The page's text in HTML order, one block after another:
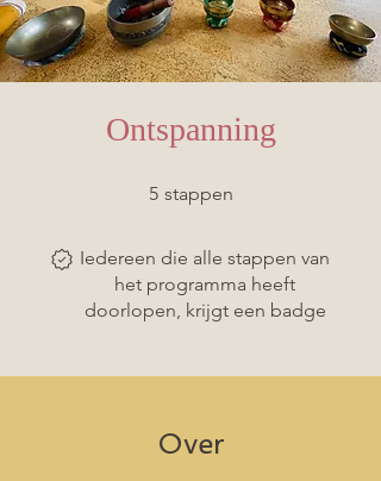
Ontspanning
5 stappen
Iedereen die alle stappen van
het programma heeft
doorlopen, krijgt een badge
Over